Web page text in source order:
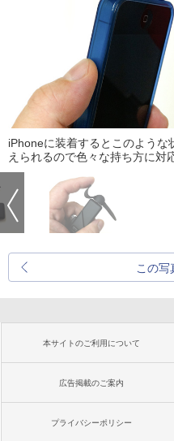
iPhoneに装着するとこのよう
えられるので色々な持ち方に対
この写
本サイトのご利用について
広告掲載のご案内
プライバシーポリシー